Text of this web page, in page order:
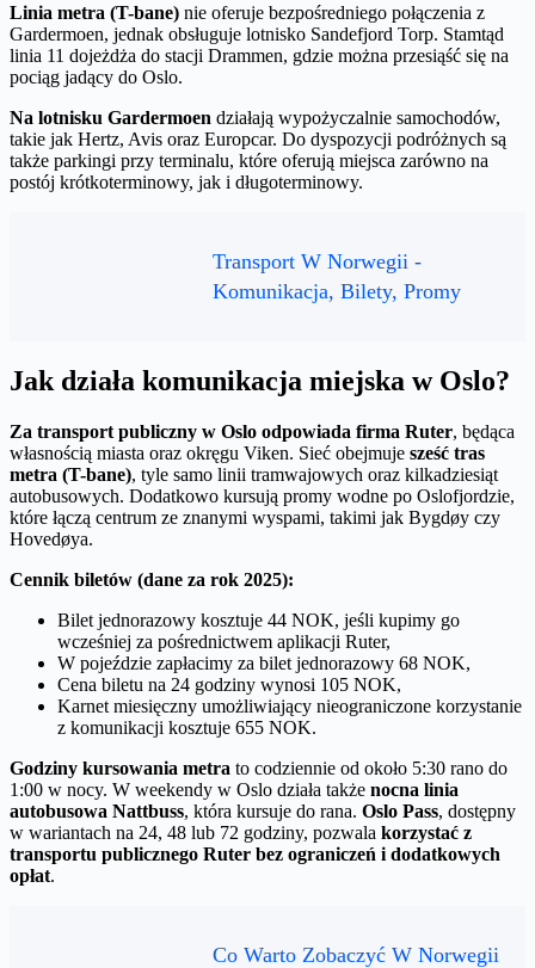
Linia metra (T-bane) nie oferuje bezpośredniego połączenia z
Gardermoen, jednak obsługuje lotnisko Sandefjord Torp. Stamtąd
linia 11 dojeżdża do stacji Drammen, gdzie można przesiąść się na
pociąg jadący do Oslo.
Na lotnisku Gardermoen działają wypożyczalnie samochodów,
takie jak Hertz, Avis oraz Europcar. Do dyspozycji podróżnych są
także parkingi przy terminalu, które oferują miejsca zarówno na
postój krótkoterminowy, jak i długoterminowy.
Transport W Norwegii -
Komunikacja, Bilety, Promy
Jak działa komunikacja miejska w Oslo?
Za transport publiczny w Oslo odpowiada firma Ruter, będąca
własnością miasta oraz okręgu Viken. Sieć obejmuje sześć tras
metra (T-bane), tyle samo linii tramwajowych oraz kilkadziesiąt
autobusowych. Dodatkowo kursują promy wodne po Oslofjordzie,
które łączą centrum ze znanymi wyspami, takimi jak Bygdøy czy
Hovedøya.
Cennik biletów (dane za rok 2025):
Bilet jednorazowy kosztuje 44 NOK, jeśli kupimy go
wcześniej za pośrednictwem aplikacji Ruter,
W pojeździe zapłacimy za bilet jednorazowy 68 NOK,
Cena biletu na 24 godziny wynosi 105 NOK,
Karnet miesięczny umożliwiający nieograniczone korzystanie
z komunikacji kosztuje 655 NOK.
Godziny kursowania metra to codziennie od około 5:30 rano do
1:00 w nocy. W weekendy w Oslo działa także nocna linia
autobusowa Nattbuss, która kursuje do rana. Oslo Pass, dostępny
w wariantach na 24, 48 lub 72 godziny, pozwala korzystać z
transportu publicznego Ruter bez ograniczeń i dodatkowych
opłat.
Co Warto Zobaczyć W Norwegii